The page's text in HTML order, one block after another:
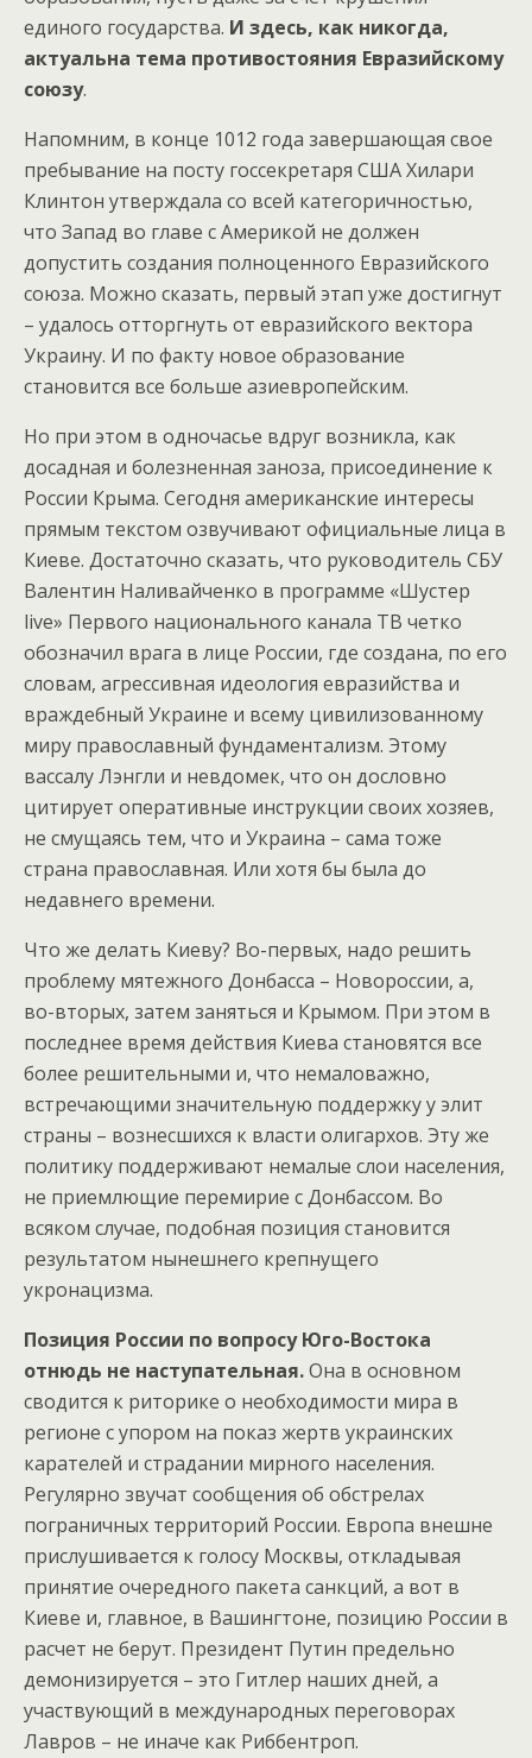
единого государства. И здесь, как никогда,
актуальна тема противостояния Евразийскому
союзу.
Напомним, в конце 1012 года завершающая свое
пребывание на посту госсекретаря США Хилари
Клинтон утверждала со всей категоричностью,
что Запад во главе с Америкой не должен
допустить создания полноценного Евразийского
союза. Можно сказать, первый этап уже достигнут
– удалось отторгнуть от евразийского вектора
Украину. И по факту новое образование
становится все больше азиевропейским.
Но при этом в одночасье вдруг возникла, как
досадная и болезненная заноза, присоединение к
России Крыма. Сегодня американские интересы
прямым текстом озвучивают официальные лица в
Киеве. Достаточно сказать, что руководитель СБУ
Валентин Наливайченко в программе «Шустер
live» Первого национального канала ТВ четко
обозначил врага в лице России, где создана, по его
словам, агрессивная идеология евразийства и
враждебный Украине и всему цивилизованному
миру православный фундаментализм. Этому
вассалу Лэнгли и невдомек, что он дословно
цитирует оперативные инструкции своих хозяев,
не смущаясь тем, что и Украина – сама тоже
страна православная. Или хотя бы была до
недавнего времени.
Что же делать Киеву? Во-первых, надо решить
проблему мятежного Донбасса – Новороссии, а,
во-вторых, затем заняться и Крымом. При этом в
последнее время действия Киева становятся все
более решительными и, что немаловажно,
встречающими значительную поддержку у элит
страны – вознесшихся к власти олигархов. Эту же
политику поддерживают немалые слои населения,
не приемлющие перемирие с Донбассом. Во
всяком случае, подобная позиция становится
результатом нынешнего крепнущего
укронацизма.
Позиция России по вопросу Юго-Востока
отнюдь не наступательная.Она в основном
сводится к риторике о необходимости мира в
регионе с упором на показ жертв украинских
карателей и страдании мирного населения.
Регулярно звучат сообщения об обстрелах
пограничных территорий России. Европа внешне
прислушивается к голосу Москвы, откладывая
принятие очередного пакета санкций, а вот в
Киеве и, главное, в Вашингтоне, позицию России в
расчет не берут. Президент Путин предельно
демонизируется – это Гитлер наших дней, а
участвующий в международных переговорах
Лавров – не иначе как Риббентроп.